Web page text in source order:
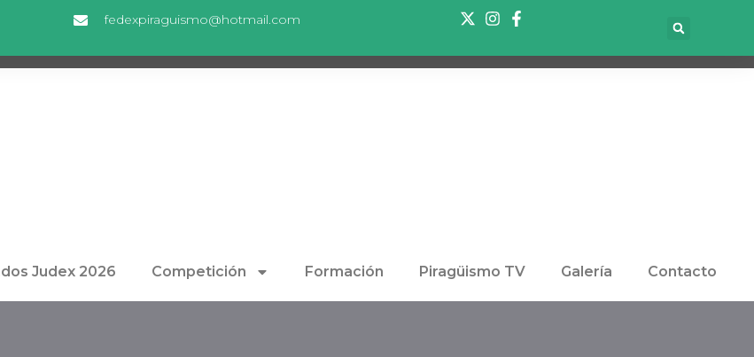
fedexpiraguismo@hotmail.com
Judex 2026 Competición Formación Piragüismo TV Galería Contacto